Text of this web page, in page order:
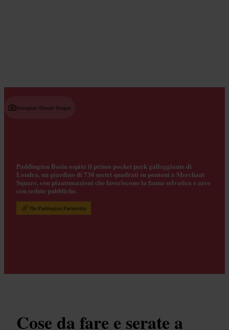
Immagine /Google Imagen
Paddington Basin ospita il primo pocket park galleggiante di
Londra, un giardino di 730 metri quadrati su pontoni a Merchant
Square, con piantumazioni che favoriscono la fauna selvatica e aree
con sedute pubbliche.
The Paddington Partnership
Cose da fare e serate a